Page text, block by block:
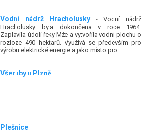
Vodní nádrž Hracholusky- Vodní nádrž
Hracholusky byla dokončena v roce 1964.
Zaplavila údolí řeky Mže a vytvořila vodní plochu o
rozloze 490 hektarů. Využívá se především pro
výrobu elektrické energie a jako místo pro...
Všeruby u Plzně
Plešnice